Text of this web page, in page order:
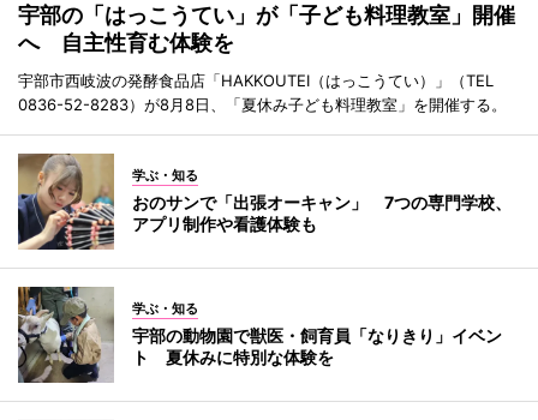
宇部の「はっこうてい」が「子ども料理教室」開催
へ 自主性育む体験を
宇部市西岐波の発酵食品店「HAKKOUTEI（はっこうてい）」（TEL
0836-52-8283）が8月8日、「夏休み子ども料理教室」を開催する。
学ぶ・知る
おのサンで「出張オーキャン」 7つの専門学校、
アプリ制作や看護体験も
学ぶ・知る
宇部の動物園で獣医・飼育員「なりきり」イベン
ト 夏休みに特別な体験を